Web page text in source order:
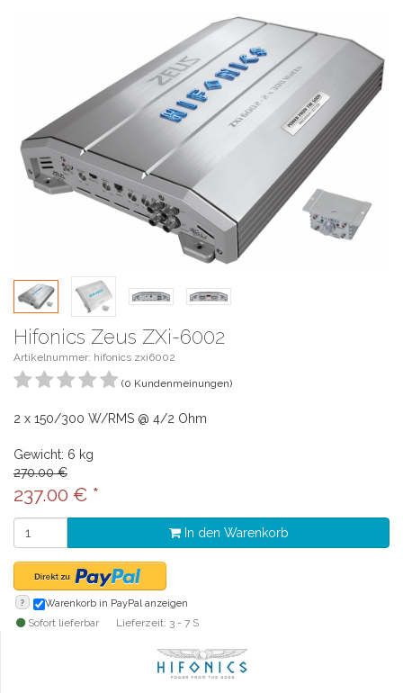
Hifonics Zeus ZXi-6002
Artikelnummer: hifonics zxi6002
(0 Kundenmeinungen)
2 x 150/300 W/RMS @ 4/2 Ohm
Gewicht: 6 kg
270.00 €
237.00 € *
In den Warenkorb
? Warenkorb in PayPal anzeigen
Sofort lieferbar Lieferzeit: 3 - 7 S